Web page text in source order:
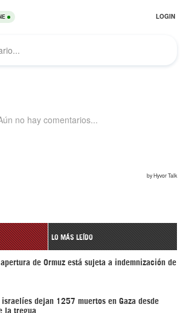
LO MÁS LEÍDO
apertura de Ormuz está sujeta a indemnización de
israelíes dejan 1257 muertos en Gaza desde
la tregua